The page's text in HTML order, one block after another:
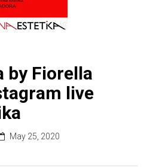
by Fiorella
live
May 25, 2020